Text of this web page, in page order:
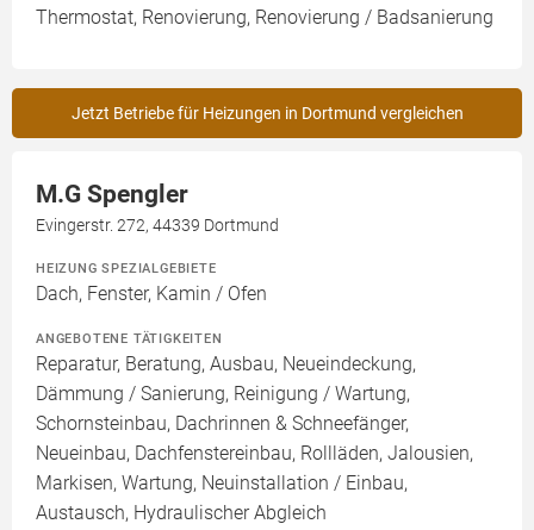
Thermostat, Renovierung, Renovierung / Badsanierung
Jetzt Betriebe für Heizungen in Dortmund vergleichen
M.G Spengler
Evingerstr. 272, 44339 Dortmund
HEIZUNG SPEZIALGEBIETE
Dach, Fenster, Kamin / Ofen
ANGEBOTENE TÄTIGKEITEN
Reparatur, Beratung, Ausbau, Neueindeckung,
Dämmung / Sanierung, Reinigung / Wartung,
Schornsteinbau, Dachrinnen & Schneefänger,
Neueinbau, Dachfenstereinbau, Rollläden, Jalousien,
Markisen, Wartung, Neuinstallation / Einbau,
Austausch, Hydraulischer Abgleich